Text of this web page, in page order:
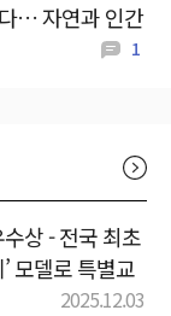
… 자연과 인간
1
상 - 전국 최초
모델로 특별교
2025.12.03